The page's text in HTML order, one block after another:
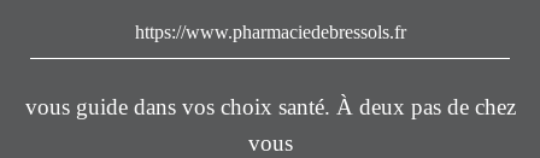
https://www.pharmaciedebressols.fr
vous guide dans vos choix santé. À deux pas de chez
vous